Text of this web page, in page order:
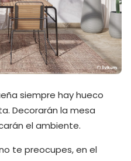
siempre hay hueco
Decorarán la mesa
el ambiente.
te preocupes, en el